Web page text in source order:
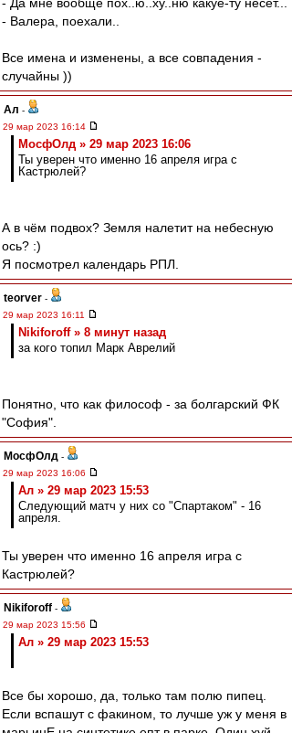
- Валера, поехали..
Все имена и изменены, а все совпадения -
случайны ))
Ал -
29 мар 2023 16:14
МосфОлд » 29 мар 2023 16:06
Ты уверен что именно 16 апреля игра с
Кастрюлей?
А в чём подвох? Земля налетит на небесную
ось? :)
Я посмотрел календарь РПЛ.
teorver -
29 мар 2023 16:11
Nikiforoff » 8 минут назад
за кого топил Марк Аврелий
Понятно, что как философ - за болгарский ФК
"София".
МосфОлд -
29 мар 2023 16:06
Ал » 29 мар 2023 15:53
Следующий матч у них со "Спартаком" - 16
апреля.
Ты уверен что именно 16 апреля игра с
Кастрюлей?
Nikiforoff -
29 мар 2023 15:56
Ал » 29 мар 2023 15:53
Все бы хорошо, да, только там полю пипец.
Если вспашут с факином, то лучше уж у меня в